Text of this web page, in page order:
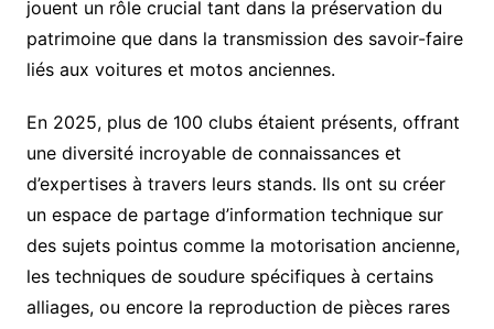
jouent un rôle crucial tant dans la préservation du
patrimoine que dans la transmission des savoir-faire
liés aux voitures et motos anciennes.
En 2025, plus de 100 clubs étaient présents, offrant
une diversité incroyable de connaissances et
d’expertises à travers leurs stands. Ils ont su créer
un espace de partage d’information technique sur
des sujets pointus comme la motorisation ancienne,
les techniques de soudure spécifiques à certains
alliages, ou encore la reproduction de pièces rares